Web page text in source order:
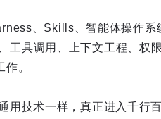
、Skills、智能体操作
工具调用、上下文工程、权
。
用技术一样，真正进入千行